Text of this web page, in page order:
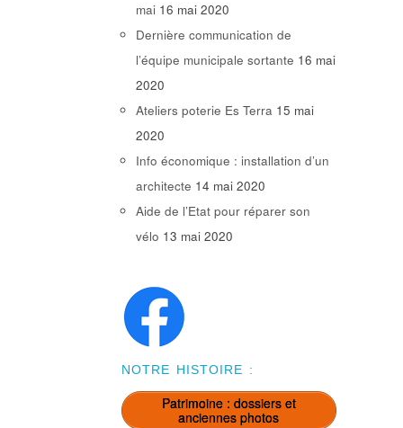
mai 16 mai 2020
Dernière communication de
l’équipe municipale sortante 16 mai
2020
Ateliers poterie Es Terra 15 mai
2020
Info économique : installation d’un
architecte 14 mai 2020
Aide de l’Etat pour réparer son
vélo 13 mai 2020
NOTRE HISTOIRE :
Patrimoine : dossiers et
anciennes photos